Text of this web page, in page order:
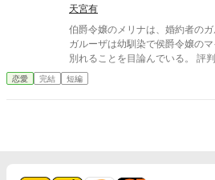
隠れ治癒魔法使いの彼女をずっ
ルマの病に秘められた衝撃の真
冷酷王子の溺愛。誰にも見られ
身の名前」で愛される物語。
天宮有
伯爵令嬢のメリナは、婚約者の
ガルーザは幼馴染で侯爵令嬢の
別れることを目論んでいる。 評
るガルーザに対して、メリナは我慢
誕生日の前日に「お前よりマイ
恋愛 完結 短編